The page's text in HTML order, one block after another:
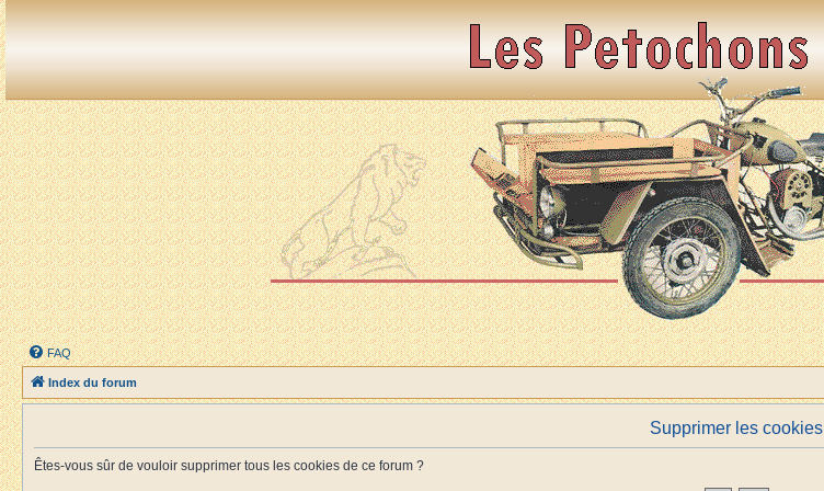
FAQ
Index du forum
Supprimer les cookies
Êtes-vous sûr de vouloir supprimer tous les cookies de ce forum ?